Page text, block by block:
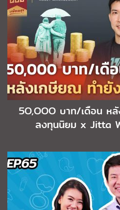
5O,OOO บาท/เดือน ห
ลงทุนนิยม x Jitta